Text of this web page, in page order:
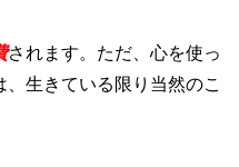
されます。ただ、心を使っ
生きている限り当然のこ